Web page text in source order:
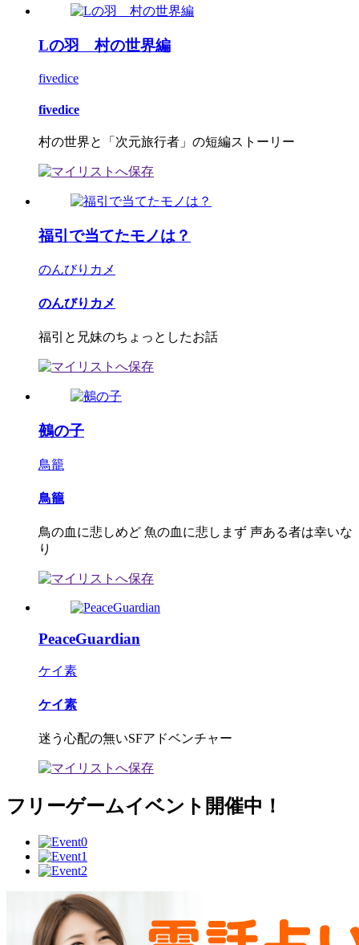
Lの羽 村の世界編
fivedice
fivedice
村の世界と「次元旅行者」の短編ストーリー
福引で当てたモノは？
のんびりカメ
のんびりカメ
福引と兄妹のちょっとしたお話
鵺の子
鳥籠
鳥籠
鳥の血に悲しめど 魚の血に悲しまず 声ある者は幸いな
り
PeaceGuardian
ケイ素
ケイ素
迷う心配の無いSFアドベンチャー
フリーゲームイベント開催中！